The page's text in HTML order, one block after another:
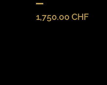
1,750.00 CHF